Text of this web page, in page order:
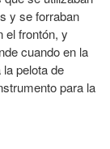
y se forraban
el frontón, y
cuando en la
pelota de
para la